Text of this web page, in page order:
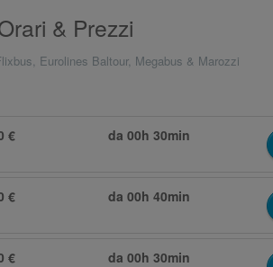
& Prezzi
Eurolines Baltour, Megabus & Marozzi
€ da 00h 30min
Paris
€ da 00h 40min
€ da 00h 30min